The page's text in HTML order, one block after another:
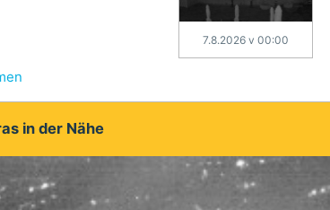
7.8.2026 v 00:00
in der Nähe